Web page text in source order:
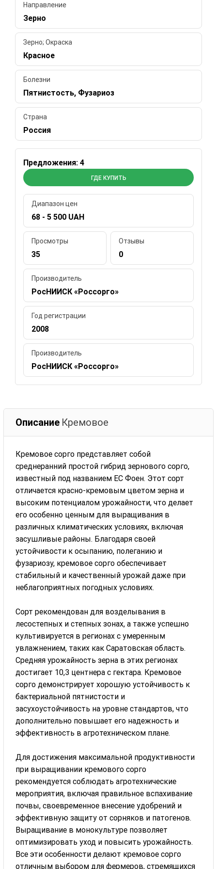
Направление
Зерно
Зерно; Окраска
Красное
Болезни
Пятнистость, Фузариоз
Страна
Россия
Предложения: 4
ГДЕ КУПИТЬ
Диапазон цен
68 - 5 500 UAH
Просмотры
35
Отзывы
0
Производитель
РосНИИСК «Россорго»
Год регистрации
2008
Производитель
РосНИИСК «Россорго»
Описание Кремовое
Кремовое сорго представляет собой
среднеранний простой гибрид зернового сорго,
известный под названием ЕС Фоен. Этот сорт
отличается красно-кремовым цветом зерна и
высоким потенциалом урожайности, что делает
его особенно ценным для выращивания в
различных климатических условиях, включая
засушливые районы. Благодаря своей
устойчивости к осыпанию, полеганию и
фузариозу, кремовое сорго обеспечивает
стабильный и качественный урожай даже при
неблагоприятных погодных условиях.
Сорт рекомендован для возделывания в
лесостепных и степных зонах, а также успешно
культивируется в регионах с умеренным
увлажнением, таких как Саратовская область.
Средняя урожайность зерна в этих регионах
достигает 10,3 центнера с гектара. Кремовое
сорго демонстрирует хорошую устойчивость к
бактериальной пятнистости и
засухоустойчивость на уровне стандартов, что
дополнительно повышает его надежность и
эффективность в агротехническом плане.
Для достижения максимальной продуктивности
при выращивании кремового сорго
рекомендуется соблюдать агротехнические
мероприятия, включая правильное вспахивание
почвы, своевременное внесение удобрений и
эффективную защиту от сорняков и патогенов.
Выращивание в монокультуре позволяет
оптимизировать уход и повысить урожайность.
Все эти особенности делают кремовое сорго
отличным выбором для фермеров, стремящихся